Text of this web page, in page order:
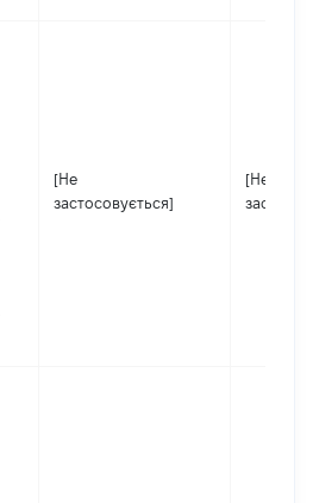
[Не
застосовується]
[Не